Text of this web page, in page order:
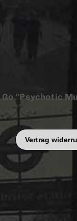
"Psychotic